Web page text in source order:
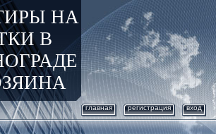
НА
В
главная регистрация вход